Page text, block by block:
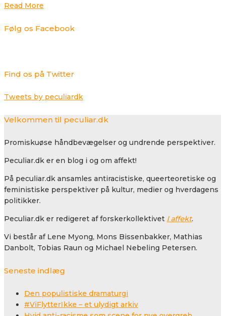
Read More
Følg os Facebook
Find os på Twitter
Tweets by peculiardk
Velkommen til peculiar.dk
Promiskuøse håndbevægelser og undrende perspektiver.
Peculiar.dk er en blog i og om affekt!
På peculiar.dk ansamles antiracistiske, queerteoretiske og
feministiske perspektiver på kultur, medier og hverdagens
politikker.
Peculiar.dk er redigeret af forskerkollektivet I affekt.
Vi består af Lene Myong, Mons Bissenbakker, Mathias
Danbolt, Tobias Raun og Michael Nebeling Petersen.
Seneste indlæg
Den populistiske dramaturgi
#ViFlytterIkke – et ulydigt arkiv